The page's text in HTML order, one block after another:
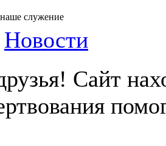
служение
Новости
Сайт